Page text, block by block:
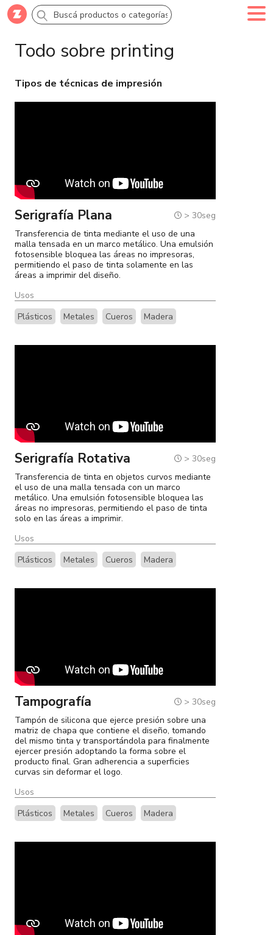
Comprar Creá tu cuenta
Categorías
Campañas
Logo 24hs
Marcas
Catálogos
Todo sobre printing
Tipos de técnicas de impresión
Serigrafía Plana
> 30seg
Transferencia de tinta mediante el uso de una
malla tensada en un marco metálico. Una emulsión
fotosensible bloquea las áreas no impresoras,
permitiendo el paso de tinta solamente en las
áreas a imprimir del diseño.
Usos
Plásticos
Metales Cueros Madera
Serigrafía Rotativa
> 30seg
Transferencia de tinta en objetos curvos mediante
el uso de una malla tensada con un marco
metálico. Una emulsión fotosensible bloquea las
áreas no impresoras, permitiendo el paso de tinta
solo en las áreas a imprimir.
Usos
Plásticos
Metales Cueros Madera
Tampografía
> 30seg
Tampón de silicona que ejerce presión sobre una
matriz de chapa que contiene el diseño, tomando
del mismo tinta y transportándola para finalmente
ejercer presión adoptando la forma sobre el
producto final. Gran adherencia a superficies
curvas sin deformar el logo.
Usos
Plásticos
Metales Cueros Madera